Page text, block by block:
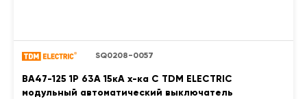
SQ0208-0057
ВА47-125 1Р 63А 15кА х-ка С TDM ELECTRIC
модульный автоматический выключатель